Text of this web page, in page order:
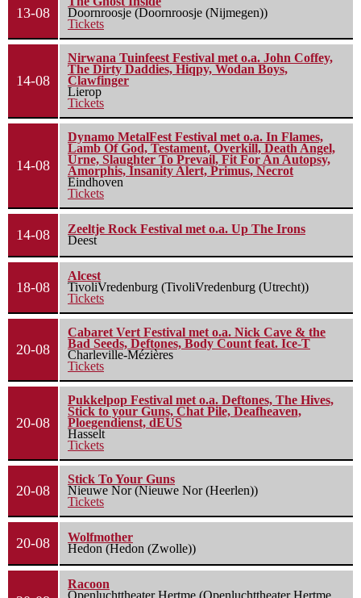
13-08
Doornroosje (Doornroosje (Nijmegen))
Tickets
14-08
Nirwana Tuinfeest Festival met o.a. John Coffey,
The Dirty Daddies, Hiqpy, Wodan Boys,
Clawfinger
Lierop
Tickets
14-08
Dynamo MetalFest Festival met o.a. In Flames,
Lamb Of God, Testament, Overkill, Death Angel,
Urne, Slaughter To Prevail, Fit For An Autopsy,
Amorphis, Insanity Alert, Primus, Necrot
Eindhoven
Tickets
14-08
Zeeltje Rock Festival met o.a. Up The Irons
Deest
18-08
Alcest
TivoliVredenburg (TivoliVredenburg (Utrecht))
Tickets
20-08
Cabaret Vert Festival met o.a. Nick Cave & the
Bad Seeds, Deftones, Body Count feat. Ice-T
Charleville-Mézières
Tickets
20-08
Pukkelpop Festival met o.a. Deftones, The Hives,
Stick to your Guns, Chat Pile, Deafheaven,
Ploegendienst, dEUS
Hasselt
Tickets
20-08
Stick To Your Guns
Nieuwe Nor (Nieuwe Nor (Heerlen))
Tickets
20-08
Wolfmother
Hedon (Hedon (Zwolle))
Racoon